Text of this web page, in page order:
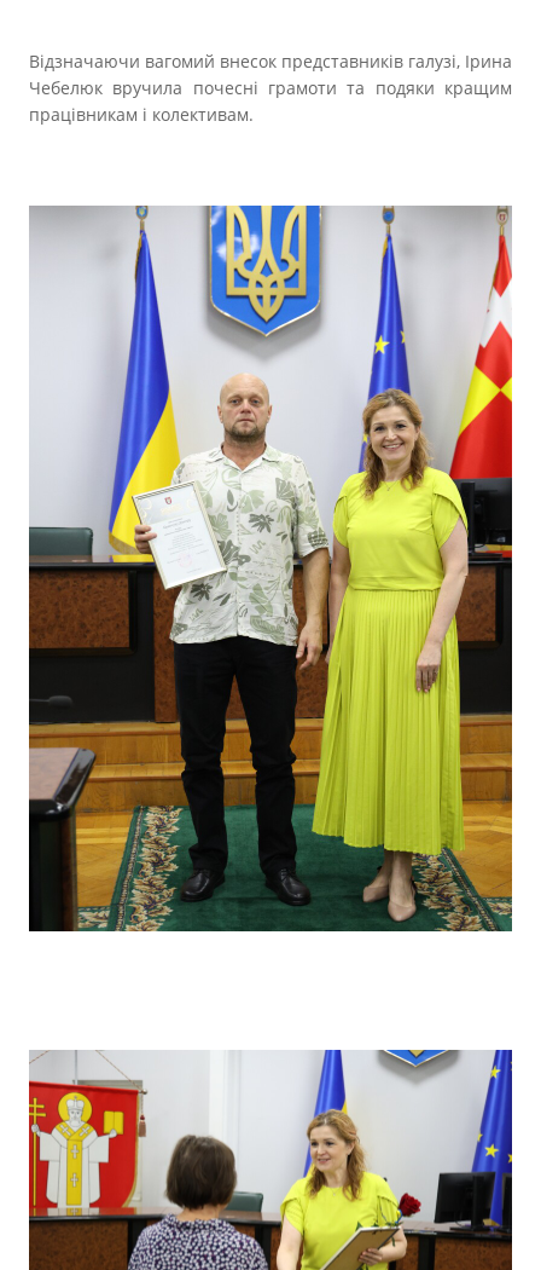
Відзначаючи вагомий внесок представників галузі, Ірина
Чебелюк вручила почесні грамоти та подяки кращим
працівникам і колективам.